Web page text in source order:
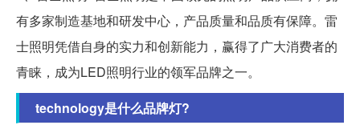
有多家制造基地和研发中心，产品质量和品质有保障。雷
士照明凭借自身的实力和创新能力，赢得了广大消费者的
青睐，成为LED照明行业的领军品牌之一。
technology是什么品牌灯?